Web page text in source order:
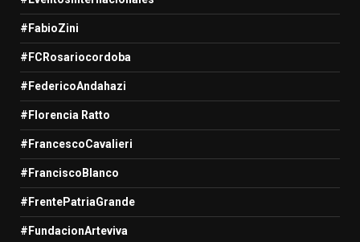
#FabioZini
#FCRosariocordoba
#FedericoAndahazi
#Florencia Ratto
#FrancescoCavalieri
#FranciscoBlanco
#FrentePatriaGrande
#FundacionArteviva